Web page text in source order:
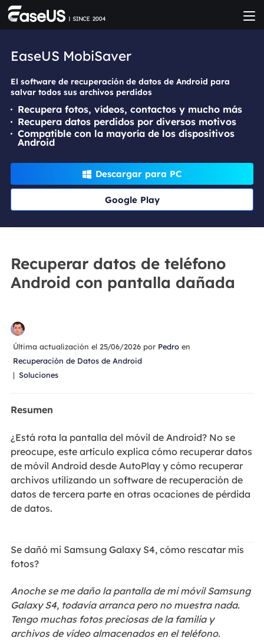
EaseUS MobiSaver
El software de recuperación de datos de Android para
salvar todos sus archivos perdidos
Recupera fotos, vídeos, contactos y mucho más
Recupera datos perdidos por diversos motivos
Compatible con la mayoría de los dispositivos
Android
 Descargar para PC
Google Play
Recuperar datos de teléfono
Android con pantalla dañada
Última actualización el 25/06/2026 por Pedroen
Recuperación de Datos de Android
| Soluciones
Resumen
¿Está rota la pantalla del móvil de Android? No se
preocupe, este artículo explica cómo recuperar datos
de móvil Android desde AutoPlay y cómo recuperar
archivos utilizando un software de recuperación de
datos de tercera parte en otras ocaciones de pérdida
de datos.
Se dañó mi Samsung Galaxy S4, cómo rescatar mis
fotos?
Anoche se me daño la pantalla de mi móvil Samsung
Galaxy S4, todavía arranca pero no muestra nada.
Tengo muchas fotos preciosas de la familia y
archivos de vídeo almacenados en el teléfono.